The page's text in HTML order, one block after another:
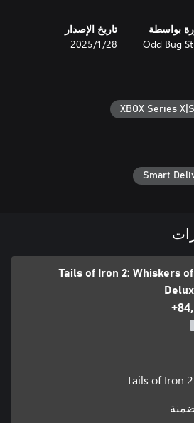
بواسطة
Odd Bug
تاريخ الإصدار
28‏/1‏/2025
XBOX Series X|S
Smart
Tails of Iron 2: Whiskers
Tails of Iron